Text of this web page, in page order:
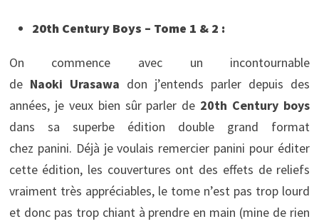
20th Century Boys – Tome 1 & 2 :
On commence avec un incontournable
de Naoki Urasawa don j’entends parler depuis des
années, je veux bien sûr parler de 20th Century boys
dans sa superbe édition double grand format
chez panini. Déjà je voulais remercier panini pour éditer
cette édition, les couvertures ont des effets de reliefs
vraiment très appréciables, le tome n’est pas trop lourd
et donc pas trop chiant à prendre en main (mine de rien